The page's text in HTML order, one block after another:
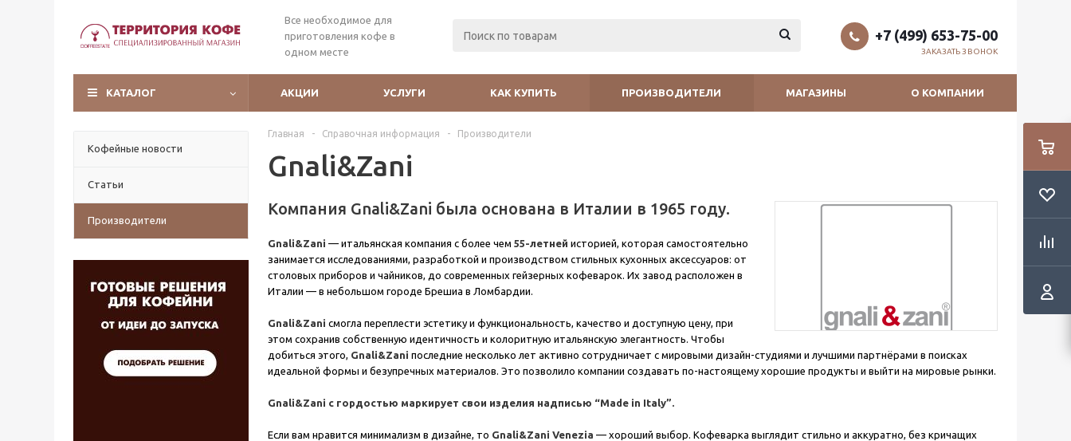
Все необходимое для
приготовления кофе в
одном месте
+7 (499) 653-75-00
ЗАКАЗАТЬ ЗВОНОК
КАТАЛОГ АКЦИИ УСЛУГИ КАК КУПИТЬ ПРОИЗВОДИТЕЛИ МАГАЗИНЫ О КОМПАНИИ
Кофейные новости
Статьи
Производители
Главная - Справочная информация - Производители
Gnali&Zani
Компания Gnali&Zani была основана в Италии в 1965 году.
Gnali&Zani — итальянская компания с более чем 55-летней историей, которая самостоятельно
занимается исследованиями, разработкой и производством стильных кухонных аксессуаров: от
столовых приборов и чайников, до современных гейзерных кофеварок. Их завод расположен в
Италии — в небольшом городе Брешиа в Ломбардии.
Gnali&Zani смогла переплести эстетику и функциональность, качество и доступную цену, при
этом сохранив собственную идентичность и колоритную итальянскую элегантность. Чтобы
добиться этого, Gnali&Zani последние несколько лет активно сотрудничает с мировыми дизайн-студиями и лучшими партнёрами в поисках
идеальной формы и безупречных материалов. Это позволило компании создавать по-настоящему хорошие продукты и выйти на мировые рынки.
Gnali&Zani с гордостью маркирует свои изделия надписью “Made in Italy”.
Если вам нравится минимализм в дизайне, то Gnali&Zani Venezia — хороший выбор. Кофеварка выглядит стильно и аккуратно, без кричащих